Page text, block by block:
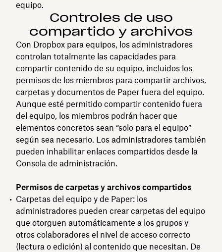
equipo.
Controles de uso
compartido y archivos
Con Dropbox para equipos, los administradores
controlan totalmente las capacidades para
compartir contenido de su equipo, incluidos los
permisos de los miembros para compartir archivos,
carpetas y documentos de Paper fuera del equipo.
Aunque esté permitido compartir contenido fuera
del equipo, los miembros podrán hacer que
elementos concretos sean “solo para el equipo”
según sea necesario. Los administradores también
pueden inhabilitar enlaces compartidos desde la
Consola de administración.
Permisos de carpetas y archivos compartidos
Carpetas del equipo y de Paper: los
administradores pueden crear carpetas del equipo
que otorguen automáticamente a los grupos y
otros colaboradores el nivel de acceso correcto
(lectura o edición) al contenido que necesitan. De